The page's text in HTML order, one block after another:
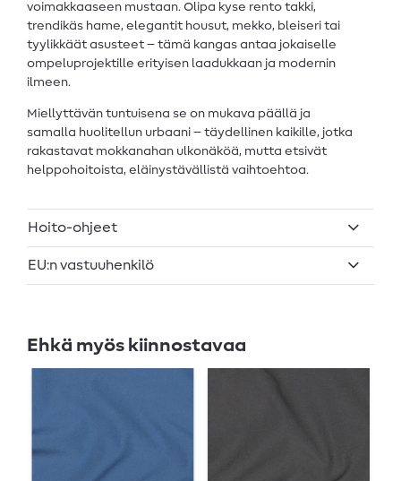
voimakkaaseen mustaan. Olipa kyse rento takki,
trendikäs hame, elegantit housut, mekko, bleiseri tai
tyylikkäät asusteet – tämä kangas antaa jokaiselle
ompeluprojektille erityisen laadukkaan ja modernin
ilmeen.
Miellyttävän tuntuisena se on mukava päällä ja
samalla huolitellun urbaani – täydellinen kaikille, jotka
rakastavat mokkanahan ulkonäköä, mutta etsivät
helppohoitoista, eläinystävällistä vaihtoehtoa.
Hoito-ohjeet
EU:n vastuuhenkilö
Ehkä myös kiinnostavaa